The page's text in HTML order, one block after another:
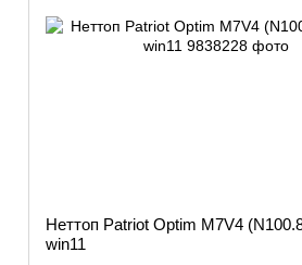
Неттоп Patriot Optim M7V4
win11